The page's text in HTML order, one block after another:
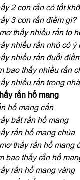
2 con rắn có tốt
3 con rắn điềm gì?
thấy nhiều rắn to
nhiều rắn nhỏ có ý
nhiều rắn đuổi
bao thấy nhiều rắn
nhiều rắn trong nhà
rắn hổ mang
hổ mang cắn
bắt rắn hổ mang
rắn hổ mang chúa
thấy rắn hổ mang
bao thấy rắn hổ
rắn hổ mang vàng